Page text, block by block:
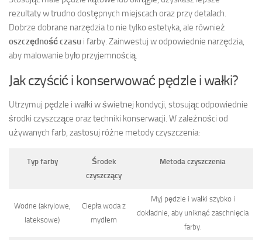
rezultaty w trudno dostępnych miejscach oraz przy detalach.
Dobrze dobrane narzędzia to nie tylko estetyka, ale również
oszczędność czasu i farby. Zainwestuj w odpowiednie narzędzia,
aby malowanie było przyjemnością.
Jak czyścić i konserwować pędzle i wałki?
Utrzymuj pędzle i wałki w świetnej kondycji, stosując odpowiednie
środki czyszczące oraz techniki konserwacji. W zależności od
używanych farb, zastosuj różne metody czyszczenia:
Typ farby
Środek
czyszczący
Metoda czyszczenia
Wodne (akrylowe,
lateksowe)
Ciepła woda z
mydłem
Myj pędzle i wałki szybko i
dokładnie, aby uniknąć zaschnięcia
farby.